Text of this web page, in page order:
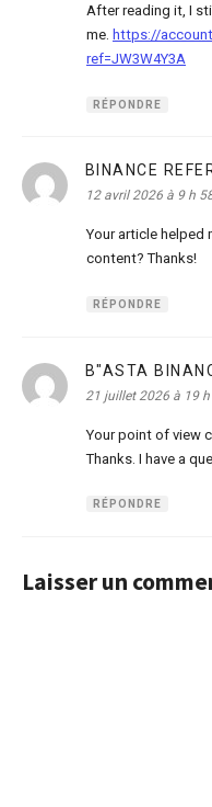
After reading it, I
me. https://
ref=JW3W4Y3A
RÉPONDRE
BINANCE
12 avril 2026 à 9 h
Your article helped
content? Thanks!
RÉPONDRE
B"ASTA
21 juillet 2026 à 19
Your point of view
Thanks. I have a
RÉPONDRE
Laisser un